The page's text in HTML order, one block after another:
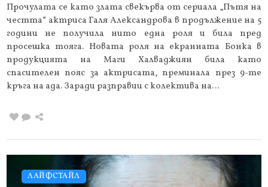
Прочулата се като злата свекърва от сериала „Пътя на
честта“ актриса Галя Александрова в продължение на 5
години не получила нито една роля и била пред
просешка тояга. Новата роля на екранната Бонка в
продукцията на Маги Халваджиян била като
спасителен пояс за актрисата, преминала през 9-те
кръга на ада. Заради разправии с колектива на…
ЛАЙФСТАЙЛ